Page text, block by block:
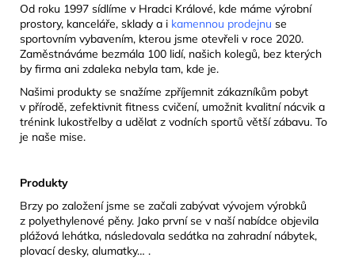
Od roku 1997 sídlíme v Hradci Králové, kde máme výrobní
prostory, kanceláře, sklady a i kamennou prodejnu se
sportovním vybavením, kterou jsme otevřeli v roce 2020.
Zaměstnáváme bezmála 100 lidí, našich kolegů, bez kterých
by firma ani zdaleka nebyla tam, kde je.
Našimi produkty se snažíme zpříjemnit zákazníkům pobyt
v přírodě, zefektivnit fitness cvičení, umožnit kvalitní nácvik a
trénink lukostřelby a udělat z vodních sportů větší zábavu. To
je naše mise.
Produkty
Brzy po založení jsme se začali zabývat vývojem výrobků
z polyethylenové pěny. Jako první se v naší nabídce objevila
plážová lehátka, následovala sedátka na zahradní nábytek,
plovací desky, alumatky… .